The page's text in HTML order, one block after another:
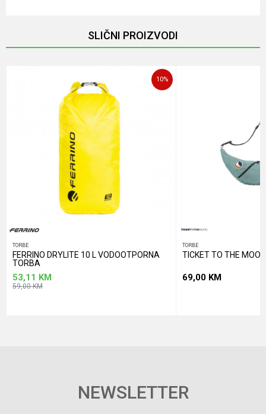
POŠALJI
SLIČNI PROIZVODI
10%
TORBE
FERRINO DRYLITE 10 L VODOOTPORNA
TORBA
53,11 KM
59,00KM
TORBE
TICKET TO THE
69,00 KM
NEWSLETTER